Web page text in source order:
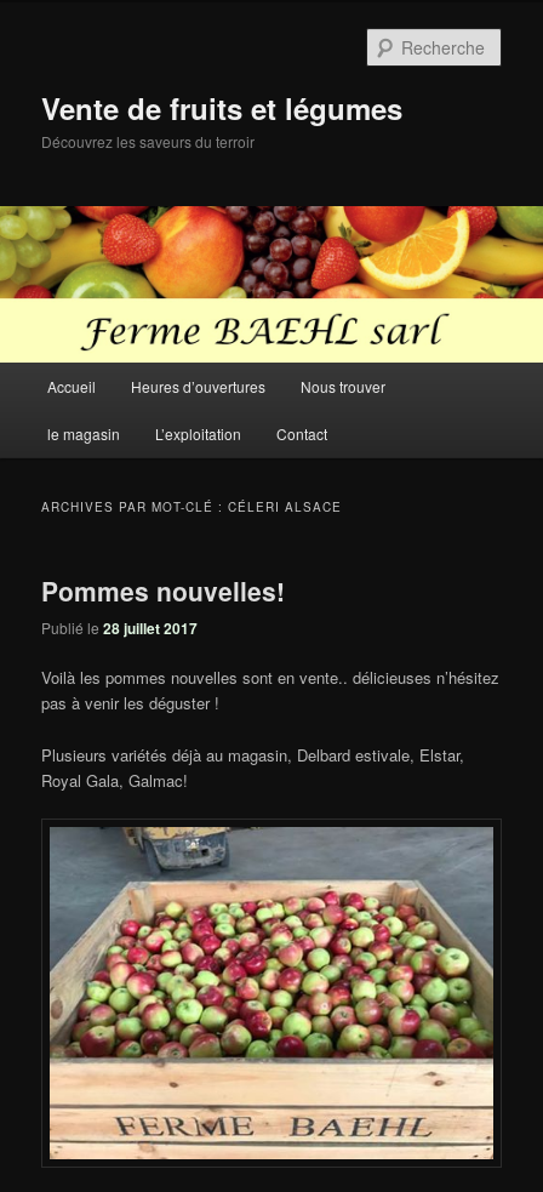
Vente de fruits et légumes
Découvrez les saveurs du terroir
principal
Accueil Heures d’ouvertures Nous trouver
le magasin L’exploitation Contact
ARCHIVES PAR MOT-CLÉ :CÉLERI ALSACE
Pommes nouvelles!
Publié le28 juillet 2017
Voilà les pommes nouvelles sont en vente.. délicieuses n’hésitez
pas à venir les déguster !
Plusieurs variétés déjà au magasin, Delbard estivale, Elstar,
Royal Gala, Galmac!